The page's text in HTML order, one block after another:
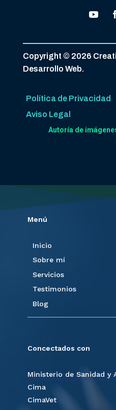
Copyright © 2026
Desarrollo Web.
Política de Privacidad
Aviso Legal
Autoría de
Menú
Inicio
Sobre mí
Servicios
Testimonios
Blog
Concectados con
Ministerio de Sanidad y
Cima
CimaVet